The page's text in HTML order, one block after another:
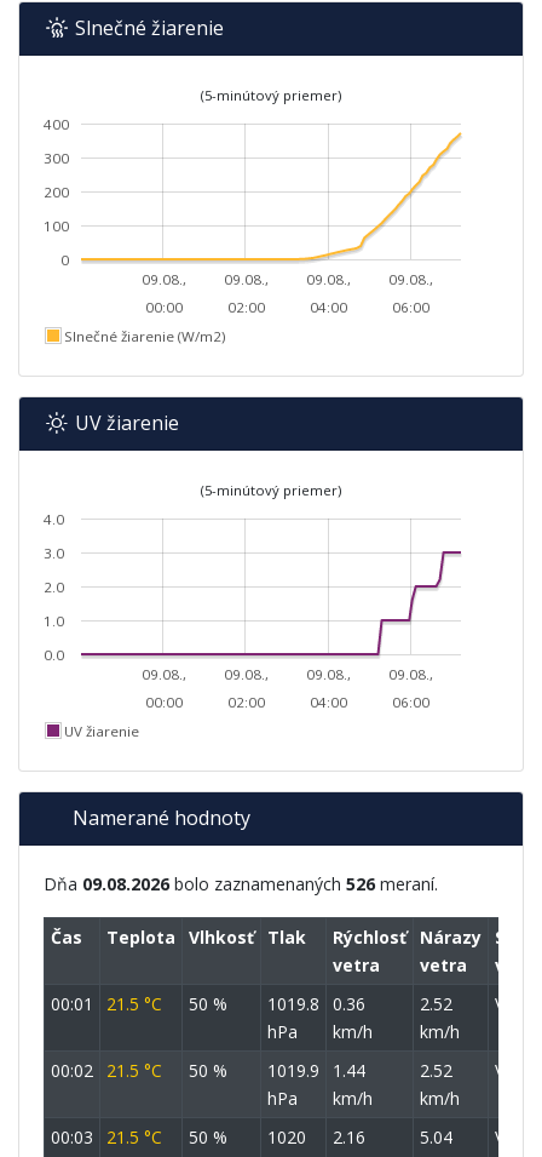
Slnečné žiarenie
(5-minútový priemer)
09.08.,
00:00
09.08.,
02:00
09.08.,
04:00
09.08.,
06:00
0
100
200
300
400
Slnečné žiarenie (W/m2)
UV žiarenie
(5-minútový priemer)
09.08.,
00:00
09.08.,
02:00
09.08.,
04:00
09.08.,
06:00
0.0
1.0
2.0
3.0
4.0
UV žiarenie
Namerané hodnoty
Dňa 09.08.2026 bolo zaznamenaných 526 meraní.
Čas Teplota Vlhkosť Tlak
Rýchlosť
vetra
Nárazy
vetra
Smer
vetra
00:01
21.5 °C 50 %
1019.8
hPa
0.36
km/h
2.52
km/h
V
00:02 21.5 °C 50 %
1019.9
hPa
1.44
km/h
2.52
km/h
V
00:03 21.5 °C 50 %
1020
2.16
5.04
VJV